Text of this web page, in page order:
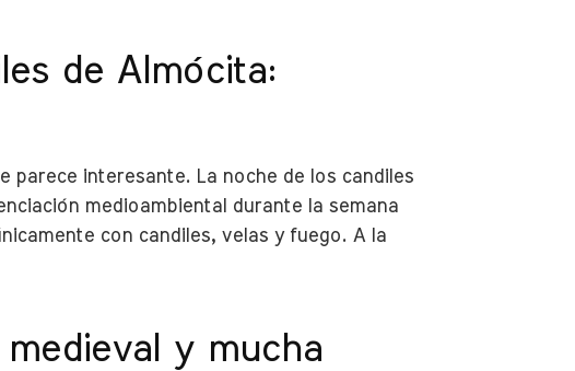
de Almócita:
interesante. La noche de los candiles
medioambiental durante la semana
con candiles, velas y fuego. A la
y mucha